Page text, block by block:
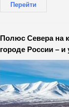
Перейти
Полюс Севера на
городе России – и